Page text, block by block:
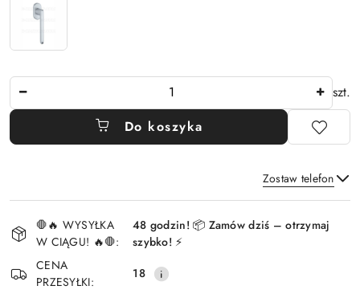
szt.
Do koszyka
Zostaw telefon
Wyślij
Dostępność
i
dostawa
🛑🔥 WYSYŁKA
W CIĄGU! 🔥🛑:
48 godzin! 📦 Zamów dziś – otrzymaj
szybko! ⚡
CENA
PRZESYŁKI:
18